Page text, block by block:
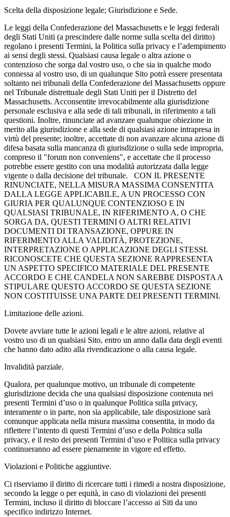
Scelta della disposizione legale; Giurisdizione e Sede.
Le leggi della Confederazione del Massachusetts e le leggi federali
degli Stati Uniti (a prescindere dalle norme sulla scelta del diritto)
regolano i presenti Termini, la Politica sulla privacy e l’adempimento
ai sensi degli stessi. Qualsiasi causa legale o altra azione o
contenzioso che sorga dal vostro uso, o che sia in qualche modo
connessa al vostro uso, di un qualunque Sito potrà essere presentata
soltanto nei tribunali della Confederazione del Massachusetts oppure
nel Tribunale distrettuale degli Stati Uniti per il Distretto del
Massachusetts. Acconsentite irrevocabilmente alla giurisdizione
personale esclusiva e alla sede di tali tribunali, in riferimento a tali
questioni. Inoltre, rinunciate ad avanzare qualunque obiezione in
merito alla giurisdizione e alla sede di qualsiasi azione intrapresa in
virtù del presente; inoltre, accettate di non avanzare alcuna azione di
difesa basata sulla mancanza di giurisdizione o sulla sede impropria,
compreso il "forum non conveniens", e accettate che il processo
potrebbe essere gestito con una modalità autorizzata dalla legge
vigente o dalla decisione del tribunale. CON IL PRESENTE
RINUNCIATE, NELLA MISURA MASSIMA CONSENTITA
DALLA LEGGE APPLICABILE, A UN PROCESSO CON
GIURIA PER QUALUNQUE CONTENZIOSO E IN
QUALSIASI TRIBUNALE, IN RIFERIMENTO A, O CHE
SORGA DA, QUESTI TERMINI O ALTRI RELATIVI
DOCUMENTI DI TRANSAZIONE, OPPURE IN
RIFERIMENTO ALLA VALIDITÀ, PROTEZIONE,
INTERPRETAZIONE O APPLICAZIONE DEGLI STESSI.
RICONOSCETE CHE QUESTA SEZIONE RAPPRESENTA
UN ASPETTO SPECIFICO MATERIALE DEL PRESENTE
ACCORDO E CHE CANDELA NON SAREBBE DISPOSTA A
STIPULARE QUESTO ACCORDO SE QUESTA SEZIONE
NON COSTITUISSE UNA PARTE DEI PRESENTI TERMINI.
Limitazione delle azioni.
Dovete avviare tutte le azioni legali e le altre azioni, relative al
vostro uso di un qualsiasi Sito, entro un anno dalla data degli eventi
che hanno dato adito alla rivendicazione o alla causa legale.
Invalidità parziale.
Qualora, per qualunque motivo, un tribunale di competente
giurisdizione decida che una qualsiasi disposizione contenuta nei
presenti Termini d’uso o in qualunque Politica sulla privacy,
interamente o in parte, non sia applicabile, tale disposizione sarà
comunque applicata nella misura massima consentita, in modo da
riflettere l’intento di questi Termini d’uso e della Politica sulla
privacy, e il resto dei presenti Termini d’uso e Politica sulla privacy
continueranno ad essere pienamente in vigore ed effetto.
Violazioni e Politiche aggiuntive.
Ci riserviamo il diritto di ricercare tutti i rimedi a nostra disposizione,
secondo la legge o per equità, in caso di violazioni dei presenti
Termini, incluso il diritto di bloccare l’accesso ai Siti da uno
specifico indirizzo Internet.